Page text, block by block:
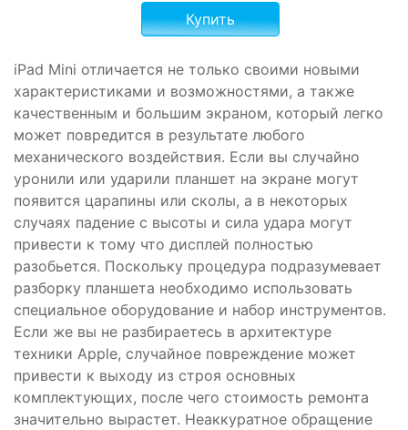
Купить
iPad Mini отличается не только своими новыми
характеристиками и возможностями, а также
качественным и большим экраном, который легко
может повредится в результате любого
механического воздействия. Если вы случайно
уронили или ударили планшет на экране могут
появится царапины или сколы, а в некоторых
случаях падение с высоты и сила удара могут
привести к тому что дисплей полностью
разобьется. Поскольку процедура подразумевает
разборку планшета необходимо использовать
специальное оборудование и набор инструментов.
Если же вы не разбираетесь в архитектуре
техники Apple, случайное повреждение может
привести к выходу из строя основных
комплектующих, после чего стоимость ремонта
значительно вырастет. Неаккуратное обращение